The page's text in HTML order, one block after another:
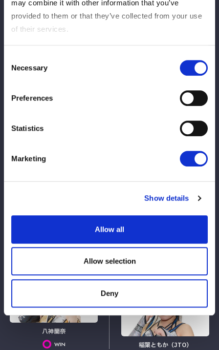
may combine it with other information that you’ve
provided to them or that they’ve collected from your use
of their services.
Selection
Necessary
Preferences
Statistics
Marketing
Show details
Allow all
Allow selection
Deny
八神蘭奈
WIN
VS LOSE
稲葉ともか（JTO）